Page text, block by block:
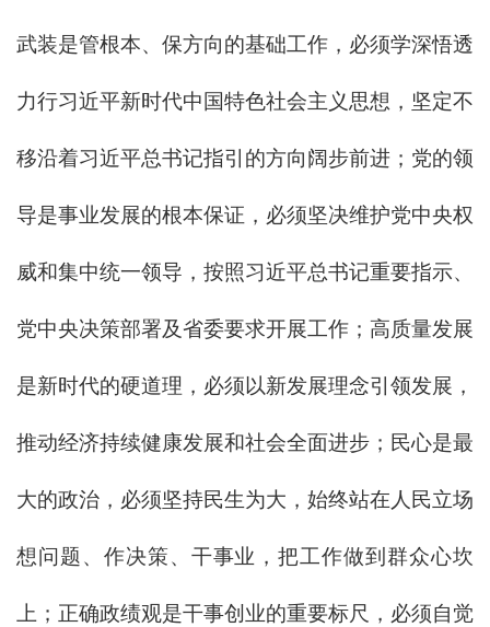
武装是管根本、保方向的基础工作，必须学深悟透
力行习近平新时代中国特色社会主义思想，坚定不
移沿着习近平总书记指引的方向阔步前进；党的领
导是事业发展的根本保证，必须坚决维护党中央权
威和集中统一领导，按照习近平总书记重要指示、
党中央决策部署及省委要求开展工作；高质量发展
是新时代的硬道理，必须以新发展理念引领发展，
推动经济持续健康发展和社会全面进步；民心是最
大的政治，必须坚持民生为大，始终站在人民立场
想问题、作决策、干事业，把工作做到群众心坎
上；正确政绩观是干事创业的重要标尺，必须自觉